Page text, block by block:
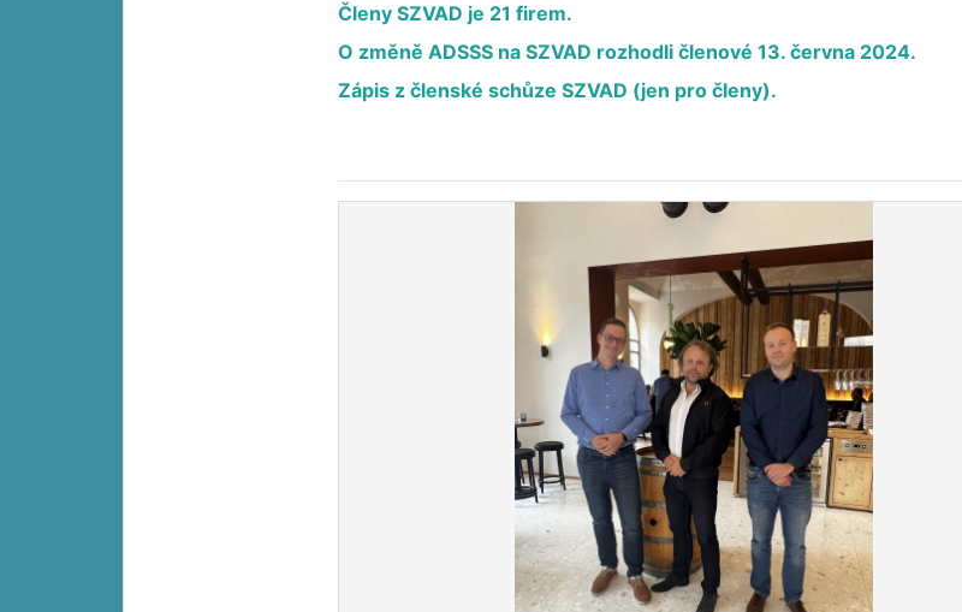
Členy SZVAD je 21 firem.
O změně ADSSS na SZVAD rozhodli členové 13. června 2024.
Zápis z členské schůze SZVAD (jen pro členy).